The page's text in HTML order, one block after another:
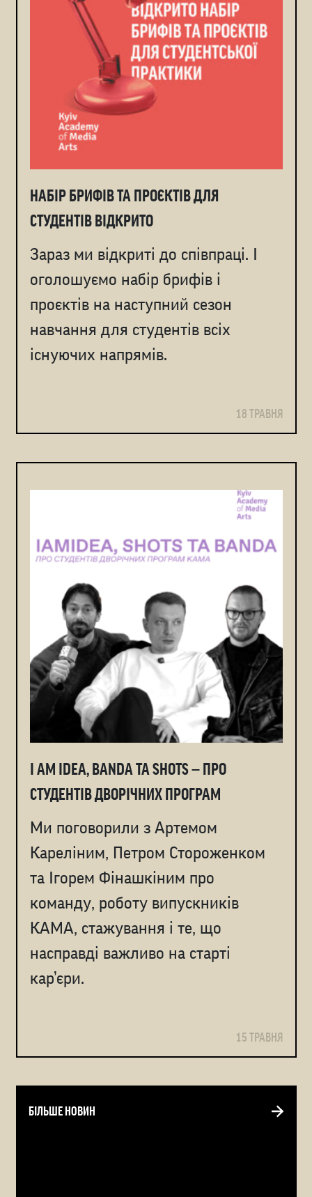
НАБІР БРИФІВ ТА ПРОЄКТІВ ДЛЯ
СТУДЕНТІВ ВІДКРИТО
Зараз ми відкриті до співпраці. І
оголошуємо набір брифів і
проєктів на наступний сезон
навчання для студентів всіх
існуючих напрямів.
18 ТРАВНЯ
I AM IDEA, BANDA ТА SHOTS — ПРО
СТУДЕНТІВ ДВОРІЧНИХ ПРОГРАМ
Ми поговорили з Артемом
Кареліним, Петром Стороженком
та Ігорем Фінашкіним про
команду, роботу випускників
КАМА, стажування і те, що
насправді важливо на старті
кар’єри.
15 ТРАВНЯ
БІЛЬШЕ НОВИН